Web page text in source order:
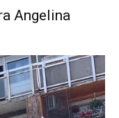
Angelina